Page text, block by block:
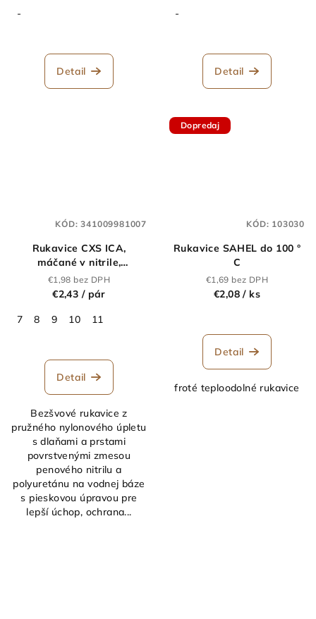
-
Detail
-
Detail
Rukavice CXS ICA,
máčané v nitrile,
tepluodolné
€1,98 bez DPH
€2,43 / pár
7
8 9 10 11
Detail
Bezšvové rukavice z
pružného nylonového úpletu
s dlaňami a prstami
povrstvenými zmesou
penového nitrilu a
polyuretánu na vodnej báze
s pieskovou úpravou pre
lepší úchop, ochrana...
KÓD:341009981007
Dopredaj
Rukavice SAHEL do 100 °
C
€1,69 bez DPH
€2,08/ ks
Detail
froté teploodolné rukavice
KÓD: 103030